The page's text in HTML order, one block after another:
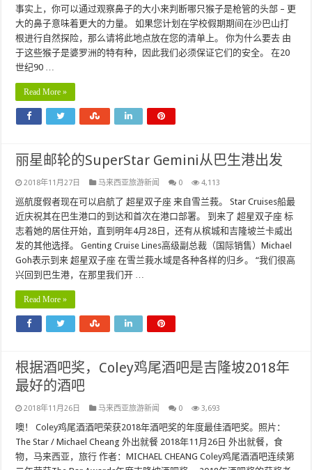
事实上，你可以通过观察鼻子的大小来判断哪只猴子是枪管的头部 – 更
大的鼻子意味着更大的力量。 如果您计划在学校假期期间在沙巴山打
根进行自然探险，那么请将此地点放在您的清单上。 你为什么要去 由
于这些猴子是婆罗洲的特有种，因此我们必须保证它们的安全。 在20
世纪90 …
Read More »
丽星邮轮的SuperStar Gemini从巴生港出发
2018年11月27日 马来西亚旅游新闻 0 4,113
巡航度假者现在可以启航了 超星双子座 来自雪兰莪。 Star Cruises船最
近庆祝其在巴生港口的到达和首次在港口部署。 到来了 超星双子座 标
志着她的居住开始，直到明年4月28日，还有从槟城和吉隆坡兰卡威出
发的其他选择。 Genting Cruise Lines高级副总裁（国际销售）Michael
Goh表示到来 超星双子座 在雪兰莪水域是各种各样的归乡。 “我们很高
兴回到巴生港，在那里我们开 …
Read More »
根据酒吧奖，Coley鸡尾酒吧是吉隆坡2018年
最好的酒吧
2018年11月26日 马来西亚旅游新闻 0 3,693
噢！ Coley鸡尾酒酒吧荣获2018年酒吧奖的年度最佳酒吧奖。照片：
The Star / Michael Cheang 外出就餐 2018年11月26日 外出就餐，食
物，马来西亚，旅行 作者：MICHAEL CHEANG Coley鸡尾酒酒吧连续第